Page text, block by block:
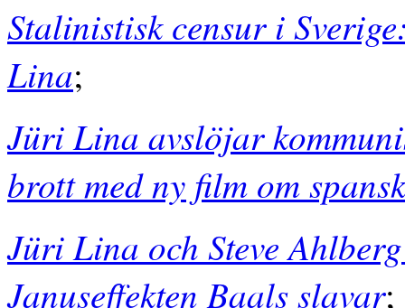
Stalinistisk censur i
Lina;
Jüri Lina avslöjar
brott med ny film om
Jüri Lina och Steve
Januseffekten Baals slavar;